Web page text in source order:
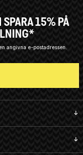
SPARA 15% PÅ
angivna e-postadressen.